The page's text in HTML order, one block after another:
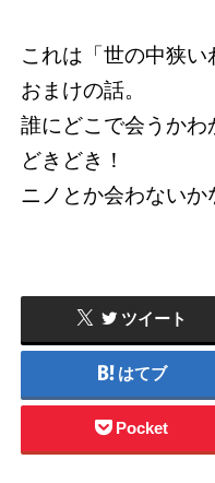
これは「世の中狭
おまけの話。
誰にどこで会うかわ
どきどき！
ニノとか会わないか
ツイート
はてブ
Pocket